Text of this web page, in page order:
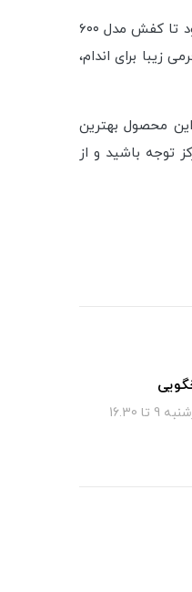
، طراحی هوشمندانه پنجه‌باز آن است که با جزئیات گل سه‌بعدی روی پنجه، جلوه‌ای زنانه و فشن دارد. این المان‌های بصری باعث می‌شود تا کفش مدل ۶۰۰
زیبا برای اندام،
محصول بهترین
توجه باشید و از
16.30